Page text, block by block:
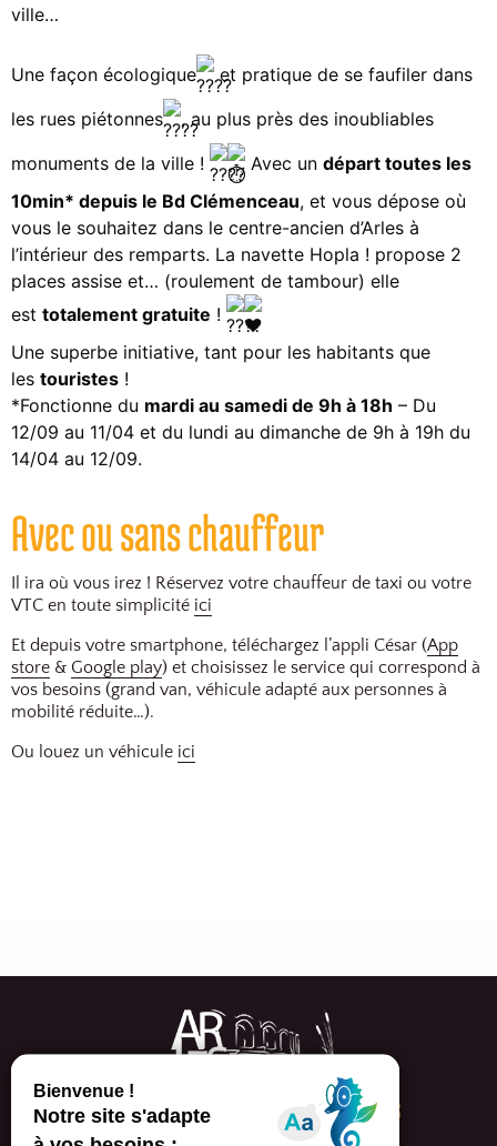
ville…
Une façon écologique
et pratique de se faufiler dans
les rues piétonnes
, au plus près des inoubliables
monuments de la ville !
Avec un départ toutes les
10min* depuis le Bd Clémenceau, et vous dépose où
vous le souhaitez dans le centre-ancien d’Arles à
l’intérieur des remparts. La navette Hopla ! propose 2
places assise et… (roulement de tambour) elle
est totalement gratuite !
Une superbe initiative, tant pour les habitants que
les touristes !
*Fonctionne du mardi au samedi de 9h à 18h – Du
12/09 au 11/04 et du lundi au dimanche de 9h à 19h du
14/04 au 12/09.
Avec ou sans chauffeur
Il ira où vous irez ! Réservez votre chauffeur de taxi ou votre
VTC en toute simplicité ici
Et depuis votre smartphone, téléchargez l’appli César (App
store & Google play) et choisissez le service qui correspond à
vos besoins (grand van, véhicule adapté aux personnes à
mobilité réduite…).
Ou louez un véhicule ici
Arles Events, congrès et séminaires